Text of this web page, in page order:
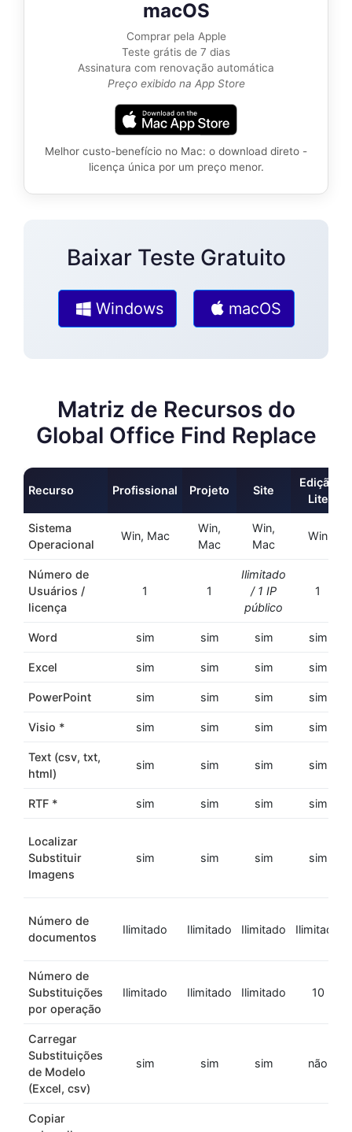
macOS
Comprar pela Apple
Teste grátis de 7 dias
Assinatura com renovação automática
Preço exibido na App Store
Melhor custo-benefício no Mac: o download direto -
licença única por um preço menor.
Baixar Teste Gratuito
Windows macOS
Matriz de Recursos do
Global Office Find Replace
Recurso Profissional Projeto Site
Edição
Lite
Sistema
Operacional
Win, Mac
Win,
Mac
Win,
Mac
Win
Número de
Usuários /
licença
1 1
Ilimitado
/ 1 IP
público
1
Word sim sim sim sim
Excel sim sim sim sim
PowerPoint sim sim sim sim
Visio * sim sim sim sim
Text (csv, txt,
html)
sim sim sim sim
RTF * sim sim sim sim
Localizar
Substituir
Imagens
sim sim sim sim
Número de
documentos
Ilimitado Ilimitado Ilimitado Ilimitado
Número de
Substituições
por operação
Ilimitado Ilimitado Ilimitado 10
Carregar
Substituições
de Modelo
(Excel, csv)
sim sim sim não
Copiar